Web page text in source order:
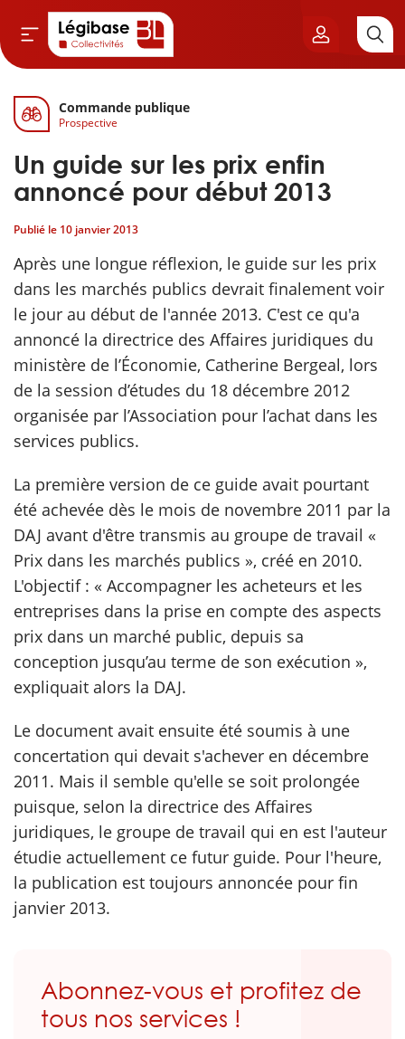
& Cimetières
& Élu local
& Finances locales
publique
Commande publique
Prospective
Un guide sur les prix enfin
annoncé pour début 2013
Publié le 10 janvier 2013
Après une longue réflexion, le guide sur les prix
dans les marchés publics devrait finalement voir
le jour au début de l'année 2013. C'est ce qu'a
annoncé la directrice des Affaires juridiques du
ministère de l’Économie, Catherine Bergeal, lors
de la session d’études du 18 décembre 2012
organisée par l’Association pour l’achat dans les
services publics.
La première version de ce guide avait pourtant
été achevée dès le mois de novembre 2011 par la
DAJ avant d'être transmis au groupe de travail «
Prix dans les marchés publics », créé en 2010.
L'objectif : « Accompagner les acheteurs et les
entreprises dans la prise en compte des aspects
prix dans un marché public, depuis sa
conception jusqu’au terme de son exécution »,
expliquait alors la DAJ.
Le document avait ensuite été soumis à une
concertation qui devait s'achever en décembre
2011. Mais il semble qu'elle se soit prolongée
puisque, selon la directrice des Affaires
juridiques, le groupe de travail qui en est l'auteur
étudie actuellement ce futur guide. Pour l'heure,
la publication est toujours annoncée pour fin
janvier 2013.
Abonnez-vous et profitez de
tous nos services !